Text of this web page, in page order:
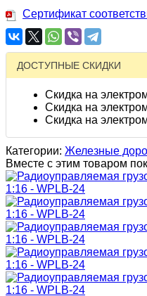
Сертификат
ДОСТУПНЫЕ СКИДКИ
Скидка на
Скидка на
Скидка на
Категории: Железные
Вместе с этим товаром